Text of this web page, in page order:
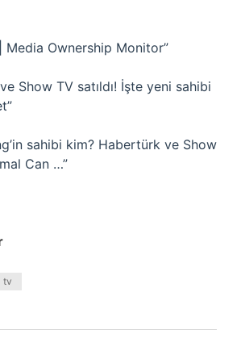
Media Ownership Monitor”
Show TV satıldı! İşte yeni sahibi
sahibi kim? Habertürk ve Show
Can …”
tv